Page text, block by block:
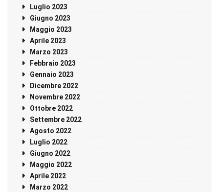
Luglio 2023
Giugno 2023
Maggio 2023
Aprile 2023
Marzo 2023
Febbraio 2023
Gennaio 2023
Dicembre 2022
Novembre 2022
Ottobre 2022
Settembre 2022
Agosto 2022
Luglio 2022
Giugno 2022
Maggio 2022
Aprile 2022
Marzo 2022